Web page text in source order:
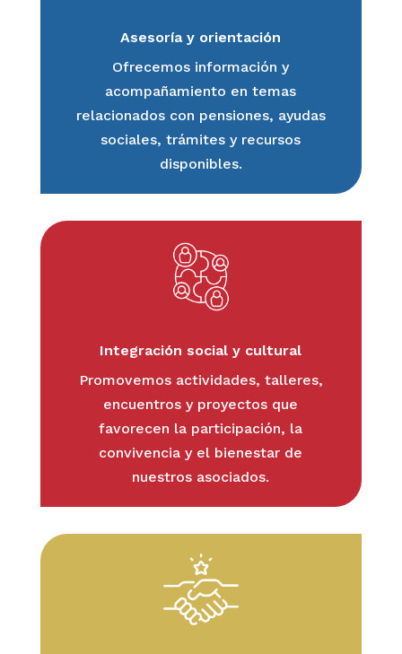
Asesoría y orientación
Ofrecemos información y
acompañamiento en temas
relacionados con pensiones, ayudas
sociales, trámites y recursos
disponibles.
Integración social y cultural
Promovemos actividades, talleres,
encuentros y proyectos que
favorecen la participación, la
convivencia y el bienestar de
nuestros asociados.